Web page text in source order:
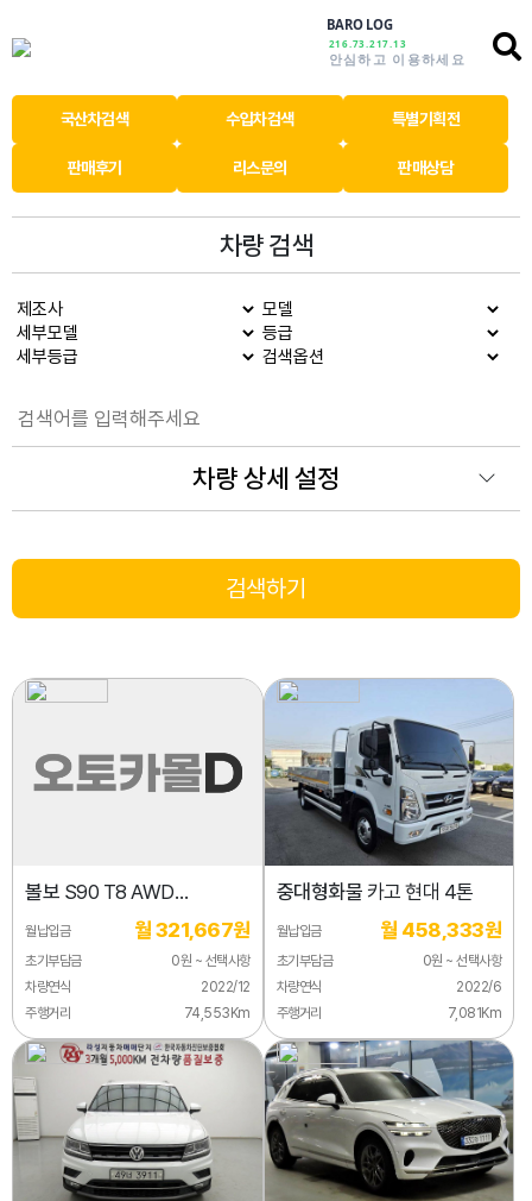
국산차검색 수입차검색 특별기획전
판매후기 리스문의 판매상담
차량 검색
차량 상세 설정
볼보 S90 T8 AWD
얼티메이트 브라이트
월납입금 월 321,667원
초기부담금
0원 ~ 선택사항
차량연식
2022/12
주행거리
74,553Km
중대형화물 카고 현대 4톤
월납입금 월 458,333원
초기부담금
0원 ~ 선택사항
차량연식
2022/6
주행거리
7,081Km
BARO LOG
216.73.217.13
안심하고 이용하세요